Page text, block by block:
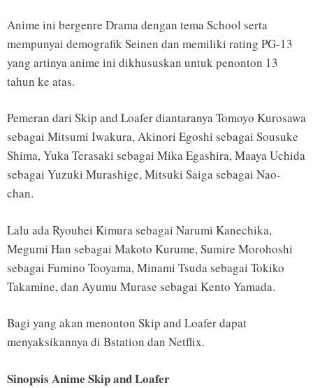
Anime ini bergenre Drama dengan tema School serta
mempunyai demografik Seinen dan memiliki rating PG-13
yang artinya anime ini dikhususkan untuk penonton 13
tahun ke atas.
Pemeran dari Skip and Loafer diantaranya Tomoyo Kurosawa
sebagai Mitsumi Iwakura, Akinori Egoshi sebagai Sousuke
Shima, Yuka Terasaki sebagai Mika Egashira, Maaya Uchida
sebagai Yuzuki Murashige, Mitsuki Saiga sebagai Nao-
chan.
Lalu ada Ryouhei Kimura sebagai Narumi Kanechika,
Megumi Han sebagai Makoto Kurume, Sumire Morohoshi
sebagai Fumino Tooyama, Minami Tsuda sebagai Tokiko
Takamine, dan Ayumu Murase sebagai Kento Yamada.
Bagi yang akan menonton Skip and Loafer dapat
menyaksikannya di Bstation dan Netflix.
Sinopsis Anime Skip and Loafer